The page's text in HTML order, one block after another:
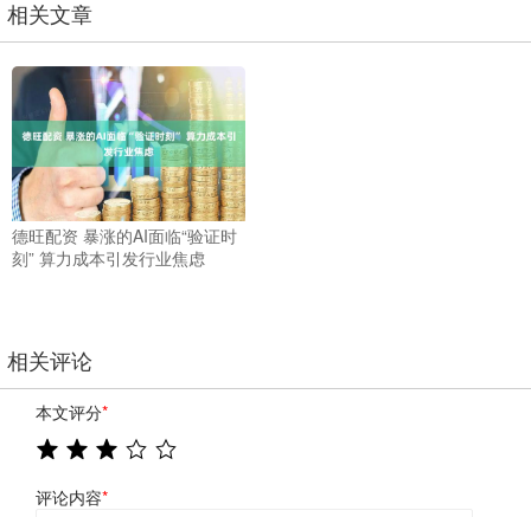
相关文章
德旺配资 暴涨的AI面临“验证时
刻” 算力成本引发行业焦虑
相关评论
本文评分*
评论内容*